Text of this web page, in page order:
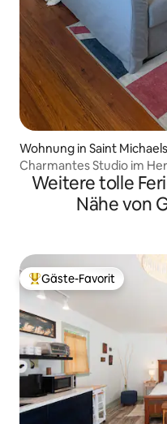
Wohnung in Saint Michaels
Charmantes Studio im
Weitere tolle
Nähe von
Beliebter Gäste-Favorit.
Gäste-Favorit